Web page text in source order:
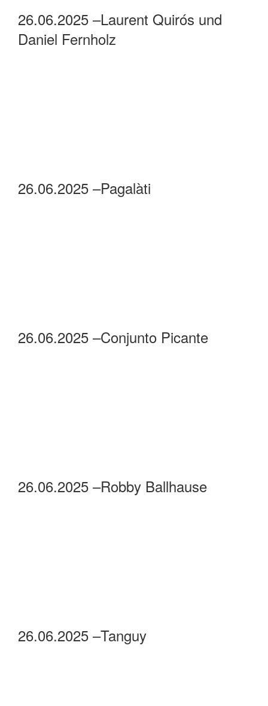
26.06.2025 –Laurent Quirós und
Daniel Fernholz
26.06.2025 –Pagalàti
26.06.2025 –Conjunto Picante
26.06.2025 –Robby Ballhause
26.06.2025 –Tanguy